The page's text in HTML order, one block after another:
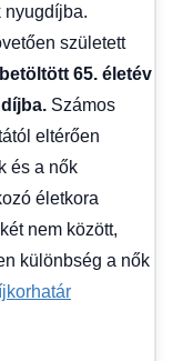
nyugdíjba.
született
65. életév
Számos
eltérően
és a nők
életkora
nem között,
különbség a nők